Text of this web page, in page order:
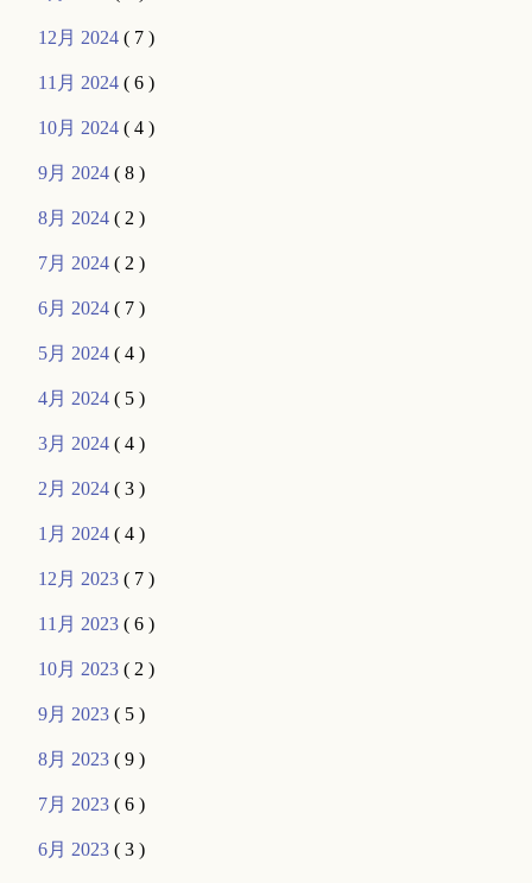
12月 2024( 7 )
11月 2024( 6 )
10月 2024( 4 )
9月 2024( 8 )
8月 2024( 2 )
7月 2024( 2 )
6月 2024( 7 )
5月 2024( 4 )
4月 2024( 5 )
3月 2024( 4 )
2月 2024( 3 )
1月 2024( 4 )
12月 2023( 7 )
11月 2023( 6 )
10月 2023( 2 )
9月 2023( 5 )
8月 2023( 9 )
7月 2023( 6 )
6月 2023( 3 )